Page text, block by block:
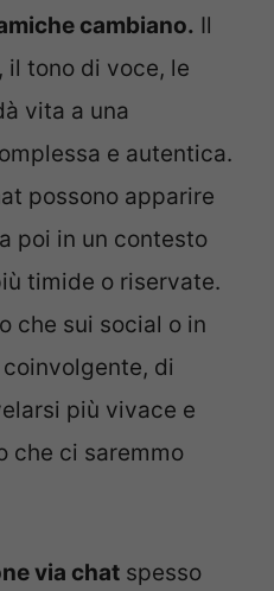
cambiano. Il
il tono di voce, le
vita a una
e autentica.
possono apparire
poi in un contesto
timide o riservate.
che sui social o in
di
più vivace e
che ci saremmo
via chat spesso